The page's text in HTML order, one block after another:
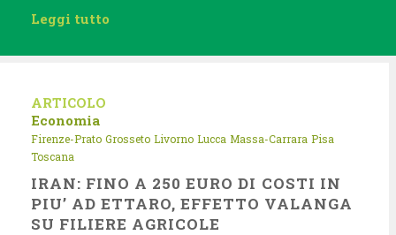
Leggi tutto
ARTICOLO
Economia
Firenze-Prato Grosseto Livorno Lucca Massa-Carrara Pisa
Toscana
IRAN: FINO A 250 EURO DI COSTI IN
PIU’ AD ETTARO, EFFETTO VALANGA
SU FILIERE AGRICOLE